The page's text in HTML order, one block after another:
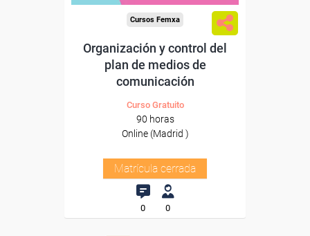
Cursos Femxa
Organización y control del
plan de medios de
comunicación
Curso Gratuito
90 horas
Online (Madrid )
Matrícula cerrada
0 0